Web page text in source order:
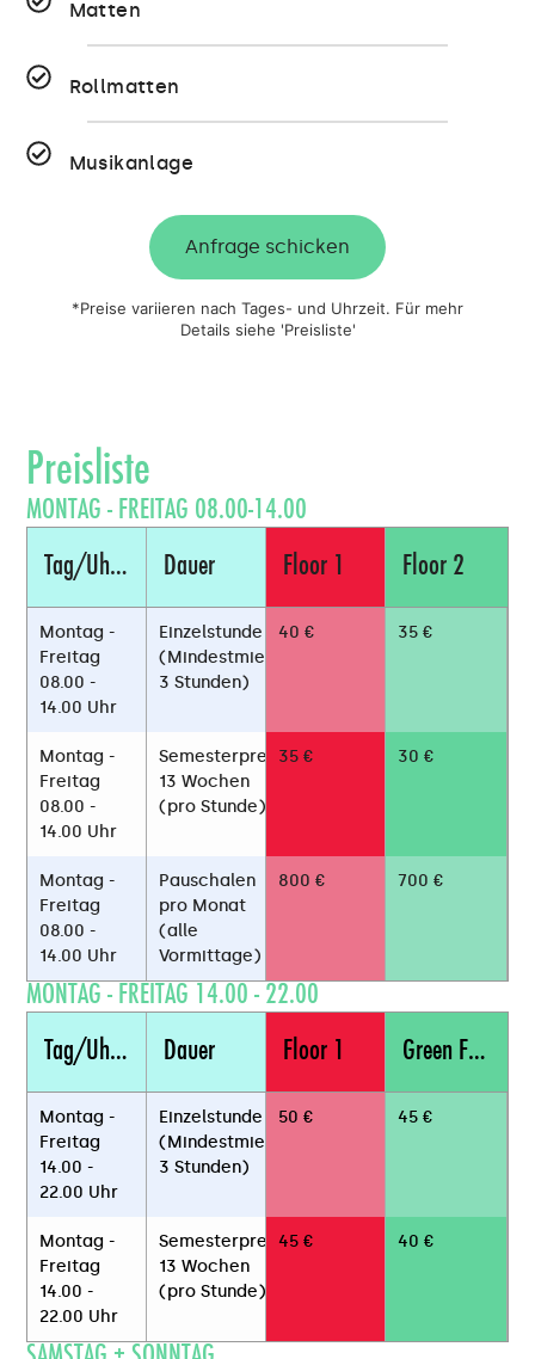
Matten
Rollmatten
Musikanlage
Anfrage schicken
*Preise variieren nach Tages- und Uhrzeit. Für mehr
Details siehe 'Preisliste'
Preisliste
MONTAG - FREITAG 08.00-14.00
Tag/Uhrzeit
Dauer Floor 1 Floor 2
Montag -
Freitag
08.00 -
14.00 Uhr
Einzelstunde
(Mindestmietzeit
3 Stunden)
40 € 35 €
Montag -
Freitag
08.00 -
14.00 Uhr
Semesterpreis
13 Wochen
(pro Stunde)
35 € 30 €
Montag -
Freitag
08.00 -
14.00 Uhr
Pauschalen
pro Monat
(alle
Vormittage)
800 € 700 €
MONTAG - FREITAG 14.00 - 22.00
Tag/Uhrzeit
Dauer Floor 1 Green Floor
Montag -
Freitag
14.00 -
22.00 Uhr
Einzelstunde
(Mindestmietzeit
3 Stunden)
50 € 45 €
Montag -
Freitag
14.00 -
22.00 Uhr
Semesterpreis
13 Wochen
(pro Stunde)
45 € 40 €